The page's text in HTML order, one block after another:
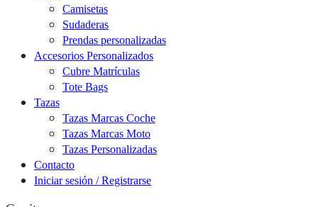
Camisetas
Sudaderas
Prendas personalizadas
Accesorios Personalizados
Cubre Matrículas
Tote Bags
Tazas
Tazas Marcas Coche
Tazas Marcas Moto
Tazas Personalizadas
Contacto
Iniciar sesión / Registrarse